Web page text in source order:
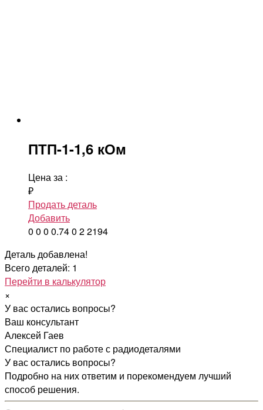
ПТП-1-1,6 кОм
Цена за :
₽
Продать деталь
Добавить
0 0 0 0.740 22194
Деталь добавлена!
Всего деталей: 1
Перейти в калькулятор
×
У вас остались вопросы?
Ваш консультант
Алексей Гаев
Специалист по работе с радиодеталями
У вас остались вопросы?
Подробно на них ответим и порекомендуем лучший
способ решения.